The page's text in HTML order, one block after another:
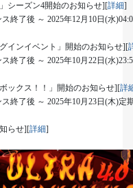
ーズン4開始のお知らせ][詳細]
了後 ～ 2025年12月10日(水
インイベント」開始のお知らせ][
了後 ～ 2025年10月22日(水
ックス！！」開始のお知らせ][詳
了後 ～ 2025年10月23日(木)定
らせ][詳細]